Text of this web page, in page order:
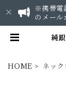
※携帯電
のメール
純
HOME ネック